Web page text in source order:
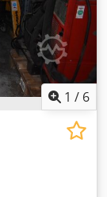
1 / 6